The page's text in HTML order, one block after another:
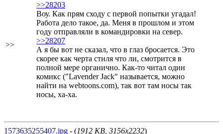
>>
>>28203
Воу. Как прям сходу с первой попытки угадал!
Работа дело такое, да. Меня в прошлом и этом
году отправляли в командировки на север.
>>28207
А я бы вот не сказал, что в глаз бросается. Это
скорее как черта стиля что ли, смотрится в
полной мере органично. Как-то читал один
комикс ("Lavender Jack" называется, можно
найти на webtoons.com), так вот там носы так
носы, ха-ха.
1573635255407.jpg - (1912 KB, 3156x2232)